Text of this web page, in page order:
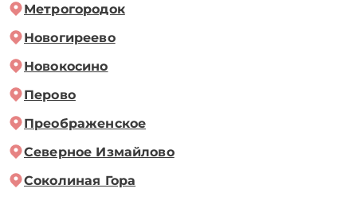
Метрогородок
Новогиреево
Новокосино
Перово
Преображенское
Северное Измайлово
Соколиная Гора